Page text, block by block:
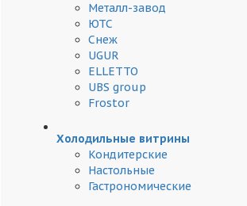
Металл-завод
ЮТС
Снеж
UGUR
ELLETTO
UBS group
Frostor
Холодильные витрины
Кондитерские
Настольные
Гастрономические